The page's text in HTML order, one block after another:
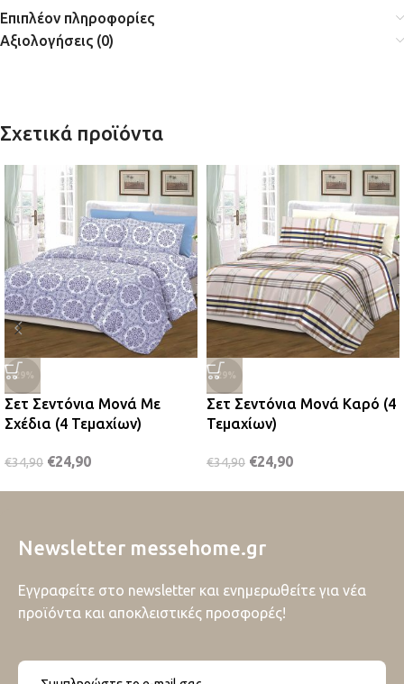
Επιπλέον πληροφορίες
Αξιολογήσεις (0)
Σχετικά προϊόντα
-29%
Σετ Σεντόνια Μονά Με
Σχέδια (4 Τεμαχίων)
€34,90 €24,90
-29%
Σετ Σεντόνια Μονά Καρό (4
Τεμαχίων)
€34,90 €24,90
Newsletter messehome.gr
Εγγραφείτε στο newsletter και ενημερωθείτε για νέα
προϊόντα και αποκλειστικές προσφορές!